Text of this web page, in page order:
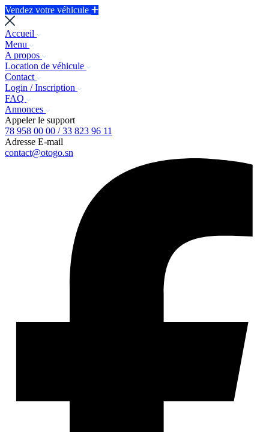
Vendez votre véhicule
Accueil
Menu
A propos
Location de véhicule
Contact
Login / Inscription
FAQ
Annonces
Appeler le support
78 958 00 00 / 33 823 96 11
Adresse E-mail
contact@otogo.sn